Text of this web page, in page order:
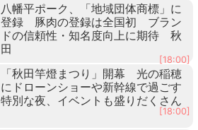
八幡平ポーク、「地域団体商標」に
登録 豚肉の登録は全国初 ブラン
ドの信頼性・知名度向上に期待 秋
田
[18:00]
「秋田竿燈まつり」開幕 光の稲穂
にドローンショーや新幹線で過ごす
特別な夜、イベントも盛りだくさん
[18:00]